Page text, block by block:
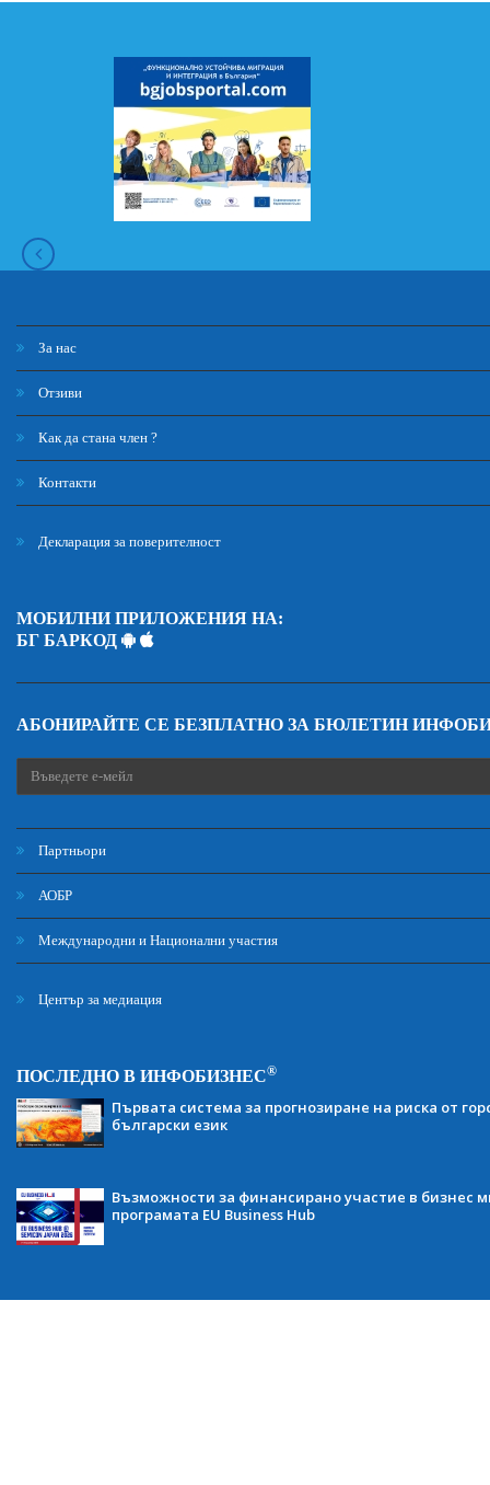
За нас
Отзиви
Как да стана член ?
Контакти
Декларация за поверителност
МОБИЛНИ ПРИЛОЖЕНИЯ НА:
БГ БАРКОД
АБОНИРАЙТЕ СЕ БЕЗПЛАТНО ЗА БЮЛЕТИН
Партньори
АОБР
Международни и Национални участия
Център за медиация
ПОСЛЕДНО В ИНФОБИЗНЕС®
Първата система за прогнозиране на риска от
български език
Възможности за финансирано участие в бизнес
програмата EU Business Hub